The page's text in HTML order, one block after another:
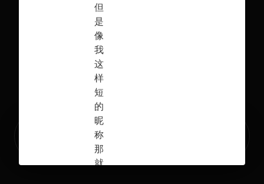
Ready to build your Apps with
但
是
像
我
这
样
短
的
昵
称
那
就